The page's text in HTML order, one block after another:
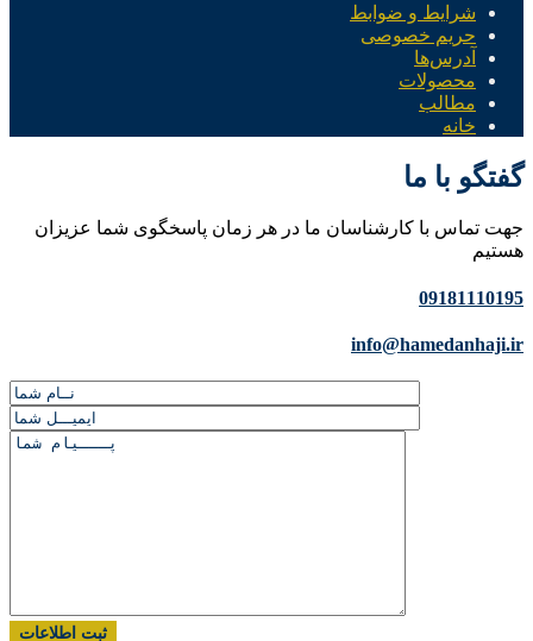
شرایط و ضوابط
حریم خصوصی
آدرس‌ها
محصولات
مطالب
خانه
گفتگو با ما
جهت تماس با کارشناسان ما در هر زمان پاسخگوی شما عزیزان
هستیم
09181110195
info@hamedanhaji.ir